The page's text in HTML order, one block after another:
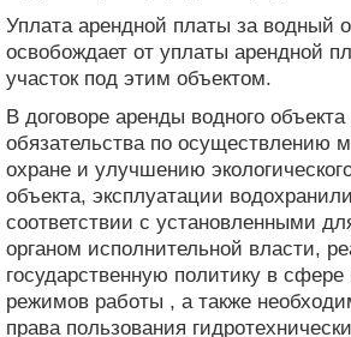
Уплата арендной платы за водный
освобождает от уплаты арендной
участок под этим объектом.
В договоре аренды водного
обязательства по осуществлению
охране и улучшению
объекта, эксплуатации
соответствии с установленными
органом исполнительной власти,
государственную политику в сфере
режимов работы , а также
права пользования